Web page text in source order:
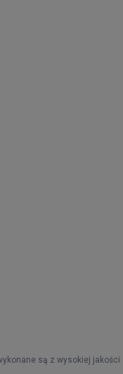
są z wysokiej jakości